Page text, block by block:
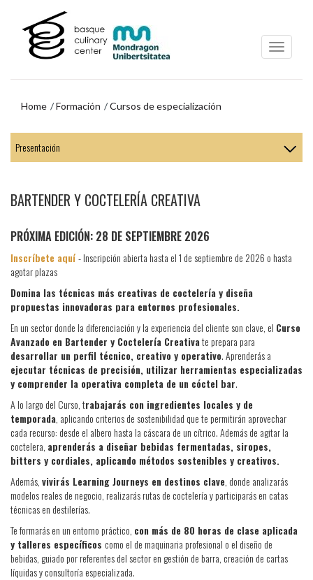
contenido
principal
navegación
Home Formación Cursos de especialización
menú
navegación
BARTENDER Y COCTELERÍA CREATIVA
PRÓXIMA EDICIÓN: 28 DE SEPTIEMBRE 2026
Inscríbete aquí- Inscripción abierta hasta el 1 de septiembre de 2026 o hasta
agotar plazas
Domina las técnicas más creativas de coctelería y diseña
propuestas innovadoras para entornos profesionales.
En un sector donde la diferenciación y la experiencia del cliente son clave, el Curso
Avanzado en Bartender y Coctelería Creativate prepara para
desarrollar un perfil técnico, creativo y operativo. Aprenderás a
ejecutar técnicas de precisión, utilizar herramientas especializadas
y comprender la operativa completa de un cóctel bar.
A lo largo del Curso, trabajarás con ingredientes locales y de
temporada, aplicando criterios de sostenibilidad que te permitirán aprovechar
cada recurso: desde el albero hasta la cáscara de un cítrico. Además de agitar la
coctelera, aprenderás a diseñar bebidas fermentadas, siropes,
bitters y cordiales, aplicando métodos sostenibles y creativos.
Además,vivirás Learning Journeys en destinos clave, donde analizarás
modelos reales de negocio, realizarás rutas de coctelería y participarás en catas
técnicas en destilerías.
Te formarás en un entorno práctico, con más de 80 horas de clase aplicada
y talleres específicos como el de maquinaria profesional o el diseño de
bebidas, guiado por referentes del sector en gestión de barra, creación de cartas
líquidas y consultoría especializada.